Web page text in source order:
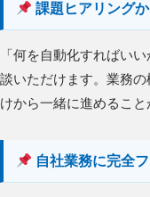
課題ヒアリング
「何を自動化すればい
談いただけます。業務
けから一緒に進めること
自社業務に完全